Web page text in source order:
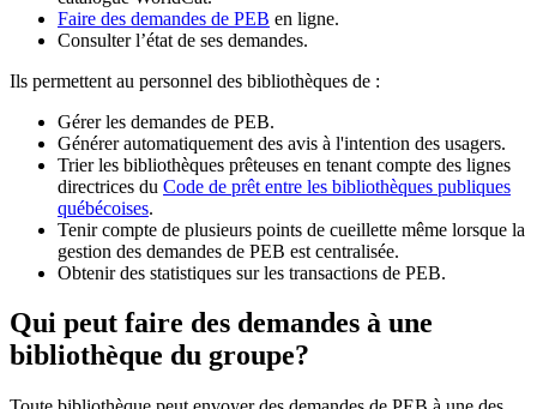
Faire des demandes de PEB en ligne.
Consulter l’état de ses demandes.
Ils permettent au personnel des bibliothèques de :
Gérer les demandes de PEB.
Générer automatiquement des avis à l'intention des usagers.
Trier les bibliothèques prêteuses en tenant compte des lignes
directrices du Code de prêt entre les bibliothèques publiques
québécoises.
Tenir compte de plusieurs points de cueillette même lorsque la
gestion des demandes de PEB est centralisée.
Obtenir des statistiques sur les transactions de PEB.
Qui peut faire des demandes à une
bibliothèque du groupe?